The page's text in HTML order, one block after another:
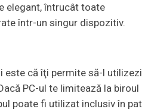
elegant, întrucât toate
într-un singur dispozitiv.
este că îţi permite să-l utilizezi
PC-ul te limitează la biroul
poate fi utilizat inclusiv în pat